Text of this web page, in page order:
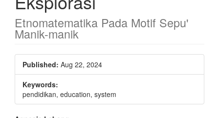
Etnomatematika Pada Motif Sepu'
Manik-manik
Article
Sidebar
Published: Aug 22, 2024
Keywords:
pendidikan, education, system